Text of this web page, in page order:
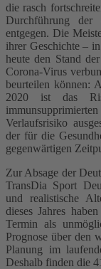
die rasch
Durchführung der
entgegen. Die
ihrer Geschichte –
heute den Stand
Corona-Virus
beurteilen können:
2020 ist das
Verlaufsrisiko
der für die
gegenwärtigen
Zur Absage der
TransDia Sport
und realistische
dieses Jahres
Termin als
Prognose über den
Planung im
Deshalb finden die